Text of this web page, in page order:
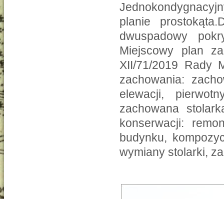
planie
dwuspadowy
Miejscowy plan
XII/71/2019 Rady
zachowania:
elewacji,
zachowana
konserwacji:
budynku,
wymiany stolarki,